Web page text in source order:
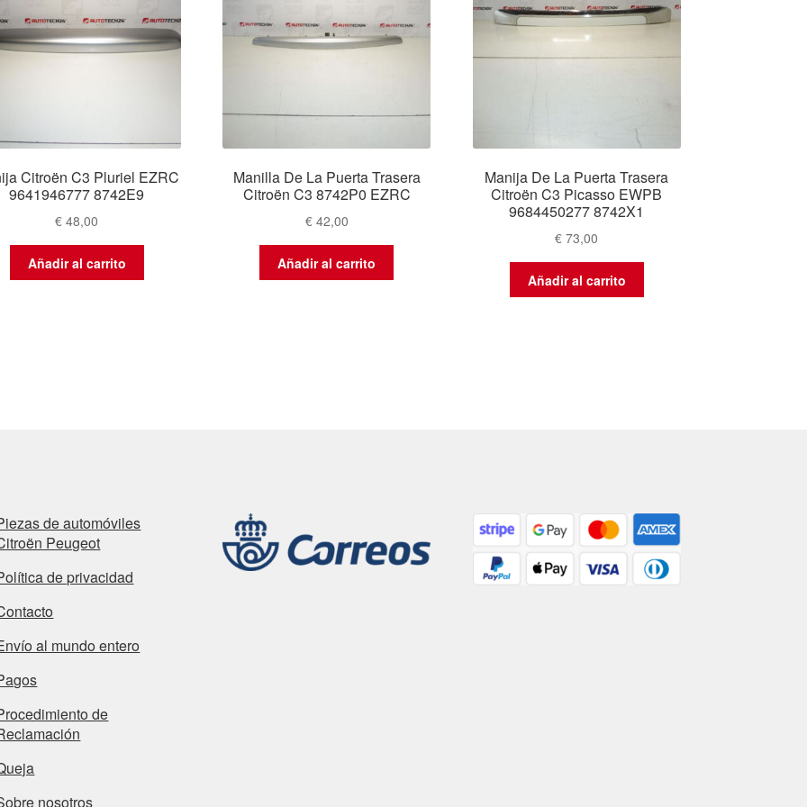
Citroën C3 Pluriel EZRC
9641946777 8742E9
€ 48,00
Añadir al carrito
Manilla De La Puerta Trasera
Citroën C3 8742P0 EZRC
€42,00
Añadir al carrito
Manija De La Puerta Trasera
Citroën C3 Picasso EWPB
9684450277 8742X1
€ 73,00
Añadir al carrito
de automóviles
Peugeot
de privacidad
al mundo entero
de
nosotros